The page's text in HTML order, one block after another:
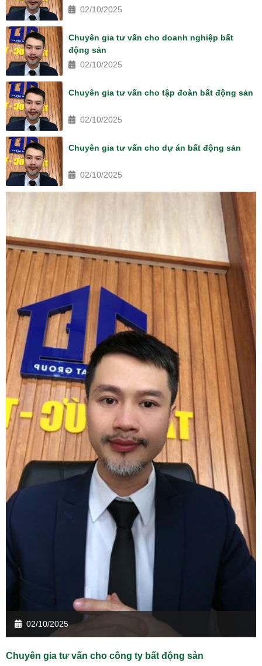
02/10/2025
Chuyên gia tư vấn cho doanh nghiệp bất
động sản
02/10/2025
Chuyên gia tư vấn cho tập đoàn bất động sản
02/10/2025
Chuyên gia tư vấn cho dự án bất động sản
02/10/2025
02/10/2025
Chuyên gia tư vấn cho công ty bất động sản